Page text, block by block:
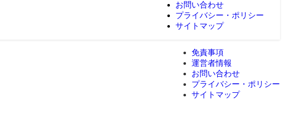
お問い合わせ
プライバシー・ポリシー
サイトマップ
免責事項
運営者情報
お問い合わせ
プライバシー・ポリシー
サイトマップ